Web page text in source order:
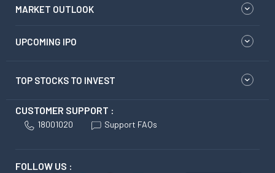
MARKET OUTLOOK
UPCOMING IPO
TOP STOCKS TO INVEST
CUSTOMER SUPPORT :
18001020 Support FAQs
FOLLOW US :